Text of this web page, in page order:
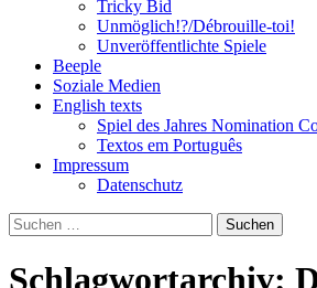
Tricky Bid
Unmöglich!?/Débrouille-toi!
Unveröffentlichte Spiele
Beeple
Soziale Medien
English texts
Spiel des Jahres Nomination
Textos em Português
Impressum
Datenschutz
Suchen
nach:
Schlagwortarchiv: